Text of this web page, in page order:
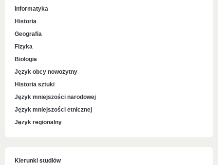
Informatyka
Historia
Geografia
Fizyka
Biologia
Język obcy nowożytny
Historia sztuki
Język mniejszości narodowej
Język mniejszości etnicznej
Język regionalny
Kierunki studiów